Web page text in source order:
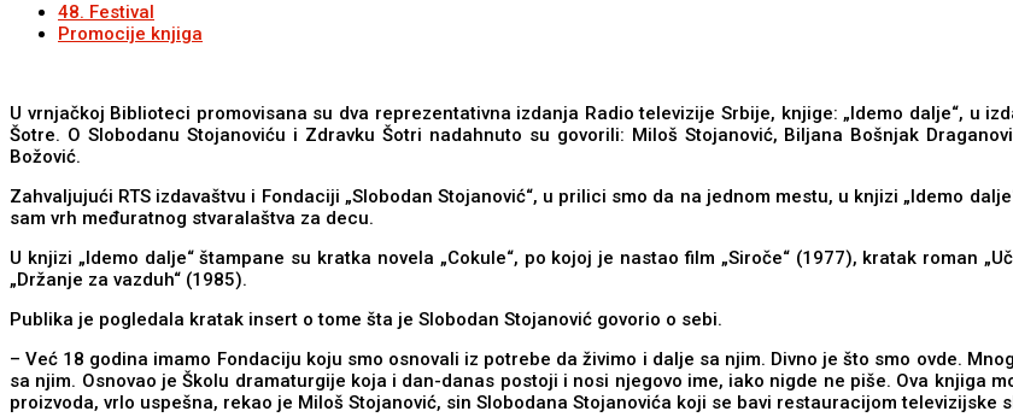
48. Festival
Promocije knjiga
U vrnjačkoj Biblioteci promovisana su dva reprezentativna izdanja Radio televizije Srbije, knjige: „Idemo dalje“, u
Šotre. O Slobodanu Stojanoviću i Zdravku Šotri nadahnuto su govorili: Miloš Stojanović, Biljana Bošnjak
Božović.
Zahvaljujući RTS izdavaštvu i Fondaciji „Slobodan Stojanović“, u prilici smo da na jednom mestu, u knjizi „Idemo
sam vrh međuratnog stvaralaštva za decu.
U knjizi „Idemo dalje“ štampane su kratka novela „Cokule“, po kojoj je nastao film „Siroče“ (1977), kratak roman
„Držanje za vazduh“ (1985).
Publika je pogledala kratak insert o tome šta je Slobodan Stojanović govorio o sebi.
– Već 18 godina imamo Fondaciju koju smo osnovali iz potrebe da živimo i dalje sa njim. Divno je što smo ovde.
sa njim. Osnovao je Školu dramaturgije koja i dan-danas postoji i nosi njegovo ime, iako nigde ne piše. Ova knjiga
proizvoda, vrlo uspešna, rekao je Miloš Stojanović, sin Slobodana Stojanovića koji se bavi restauracijom